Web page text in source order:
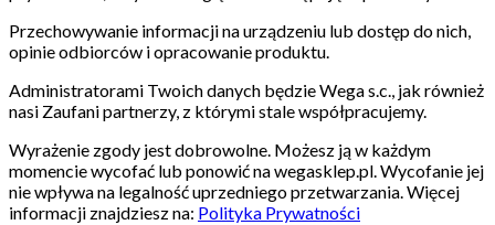
Przechowywanie informacji na urządzeniu lub dostęp do nich,
opinie odbiorców i opracowanie produktu.
Administratorami Twoich danych będzie Wega s.c., jak również
nasi Zaufani partnerzy, z którymi stale współpracujemy.
Wyrażenie zgody jest dobrowolne. Możesz ją w każdym
momencie wycofać lub ponowić na wegasklep.pl. Wycofanie jej
nie wpływa na legalność uprzedniego przetwarzania. Więcej
informacji znajdziesz na: Polityka Prywatności